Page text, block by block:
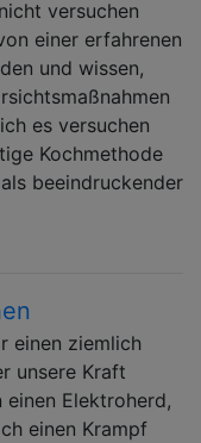
versuchen
einer erfahrenen
und wissen,
es versuchen
Kochmethode
beeindruckender
einen ziemlich
unsere Kraft
einen Elektroherd,
einen Krampf